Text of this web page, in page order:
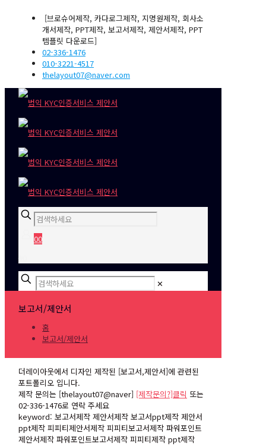
[브로슈어제작, 카다로그제작, 지명원제작, 회사소
개서제작, PPT제작, 보고서제작, 제안서제작, PPT
템플릿 다운로드]
02-336-1476
010-3221-4517
thelayout07@naver.com
00
✕
보고서/제안서
홈
보고서/제안서
더레이아웃에서 디자인 제작된 [보고서,제안서]에 관련된
포트폴리오 입니다.
제작 문의는 [thelayout07@naver] [제작문의?]클릭 또는
02-336-1476로 연락 주세요
keyword: 보고서제작 제안서제작 보고서ppt제작 제안서
ppt제작 피피티제안서제작 피피티보고서제작 파워포인트
제안서제작 파워포인트보고서제작 피피티제작 ppt제작